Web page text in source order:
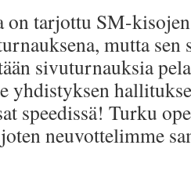
on tarjottu SM-
mutta
sivuturnauksia
yhdistyksen
speedissä! Turku
neuvottelimme